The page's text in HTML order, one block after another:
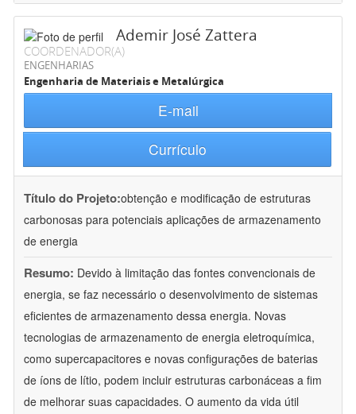
Ademir José Zattera
COORDENADOR(A)
ENGENHARIAS
Engenharia de Materiais e Metalúrgica
E-mail
Currículo
Título do Projeto:obtenção e modificação de estruturas
carbonosas para potenciais aplicações de armazenamento
de energia
Resumo: Devido à limitação das fontes convencionais de
energia, se faz necessário o desenvolvimento de sistemas
eficientes de armazenamento dessa energia. Novas
tecnologias de armazenamento de energia eletroquímica,
como supercapacitores e novas configurações de baterias
de íons de lítio, podem incluir estruturas carbonáceas a fim
de melhorar suas capacidades. O aumento da vida útil